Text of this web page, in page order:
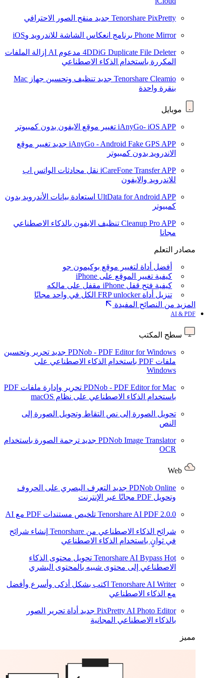
Tenorshare PixPretty جديد منقح الصور الاحترافي
Phone Mirror برنامج انعكاس الشاشة للاندرويد وiOS
4DDiG Duplicate File Deleter مدعوم AI
إزالة الملفات
المكررة باستخدام الذكاء الاصطناعي
Tenorshare Cleamio جديد
تنظيف وتحسين جهاز Mac
بنقرة واحدة
موبايل
iAnyGo- iOS APP تغيير موقع الايفون بدون كمبيوتر
iAnyGo - Android Fake GPS APP جديد تغيير موقع
الاندرويد بدون كمبيوتر
iCareFone Transfer APP نقل محادثات الواتس اب
للاندرويد والايفون
UltData for Android APP استعادة بيانات الأندرويد بدون
كمبيوتر
Cleanup Pro APP تنظيف الايفون بالذكاء الاصطناعي
مجانا
مصادر التعلم
أفضل أداة لتغيير موقع بوكيمون جو
كيفية تغيير الموقع على iPhone
كيفية فتح قفل iPhone مقفل على مالكه
تنزيل أداة FRP unlocker الكل في واحد مجانًا
المزيد من النصائح المفيدة
AI & PDF
سطح المكتب
PDNob - PDF Editor for Windows جديد تحرير وتحسين
ملفات PDF باستخدام الذكاء الاصطناعي على
Windows
PDNob - PDF Editor for Mac
تحرير وإدارة ملفات PDF
باستخدام الذكاء الاصطناعي على نظام macOS
تحويل الصورة إلى نص التقاط وتحويل الصورة إلى
النص
PDNob Image Translator جديد ترجمة الصورة باستخدام
OCR
PDNob Online جديد التعرف البصري على الحروف
وتحويل PDF مجانًا عبر الإنترنت
Tenorshare AI PDF 2.0.0 تلخيص مستندات PDF مع AI
شرائح الذكاء الاصطناعي من Tenorshare
إنشاء شرائح
في ثوانٍ باستخدام الذكاء الاصطناعي
Tenorshare AI Bypass Hot
تحويل محتوى الذكاء
الاصطناعي إلى محتوى شبيه بالمحتوى البشري
Tenorshare AI Writer اكتب بشكل أذكى وأسرع وأفضل
مع الذكاء الاصطناعي
PixPretty AI Photo Editor جديد أداة تحرير الصور
بالذكاء الاصطناعي المجانية
مميز